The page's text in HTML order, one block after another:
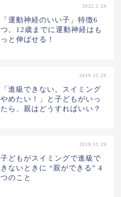
2022.2.24
「運動神経のいい子」特徴6
つ。12歳までに運動神経はも
っと伸ばせる！
2019.12.29
「進級できない。スイミング
やめたい！」と子どもがいっ
たら、親はどうすればいい？
2019.11.29
子どもがスイミングで進級で
きないときに “親ができる” 4
つのこと